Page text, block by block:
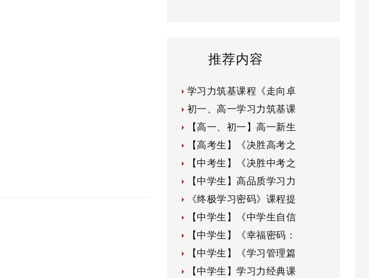
推荐内容
学习力筑基课程《走向卓
初一、高一学习力筑基课
【高一、初一】高一新生
【高考生】《决胜高考之
【中考生】《决胜中考之
【中学生】高品质学习力
《终极学习密码》课程提
【中学生】《中学生自信
【中学生】《幸福密码：
【中学生】《学习管理篇
【中学生】学习力经典课